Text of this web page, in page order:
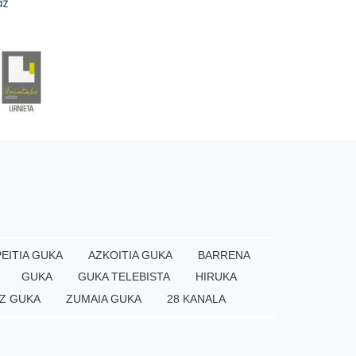
GUKA AZKOITIA GUKA
BARRENA
GUKA
GUKA TELEBISTA
HIRUKA
GUKA
ZUMAIA GUKA 28 KANALA